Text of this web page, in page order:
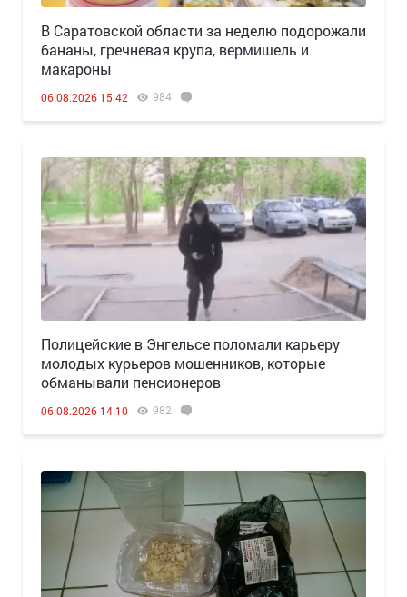
В Саратовской области за неделю подорожали
бананы, гречневая крупа, вермишель и
макароны
06.08.2026 15:42 984
Полицейские в Энгельсе поломали карьеру
молодых курьеров мошенников, которые
обманывали пенсионеров
06.08.2026 14:10 982